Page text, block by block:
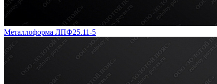
Металлоформа ЛПФ25.11-5